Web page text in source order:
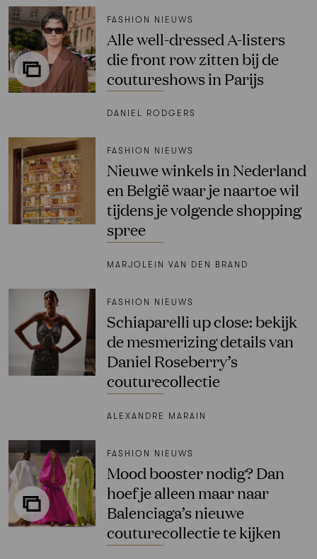
FASHION NIEUWS
Alle well-dressed A-listers
die front row zitten bij de
coutureshows in Parijs
DANIEL RODGERS
FASHION NIEUWS
Nieuwe winkels in Nederland
en België waar je naartoe wil
tijdens je volgende shopping
spree
MARJOLEIN VAN DEN BRAND
FASHION NIEUWS
Schiaparelli up close: bekijk
de mesmerizing details van
Daniel Roseberry’s
couturecollectie
ALEXANDRE MARAIN
FASHION NIEUWS
Mood booster nodig? Dan
hoef je alleen maar naar
Balenciaga’s nieuwe
couturecollectie te kijken